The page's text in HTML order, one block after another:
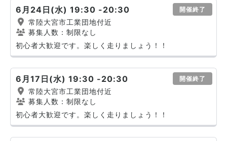
6月24日(水) 19:30 -20:30 開催終了
常陸大宮市工業団地付近
募集人数：制限なし
初心者大歓迎です。楽しく走りましょう！！
6月17日(水) 19:30 -20:30 開催終了
常陸大宮市工業団地付近
募集人数：制限なし
初心者大歓迎です。楽しく走りましょう！！